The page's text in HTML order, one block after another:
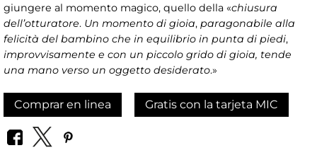
giungere al momento magico, quello della «chiusura
dell’otturatore. Un momento di gioia, paragonabile alla
felicità del bambino che in equilibrio in punta di piedi,
improvvisamente e con un piccolo grido di gioia, tende
una mano verso un oggetto desiderato.»
Comprar en linea Gratis con la tarjeta MIC